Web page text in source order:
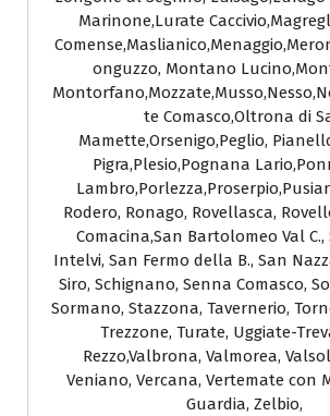
Marinone,Lurate
onguzzo, Montano
te Comasco,Oltrona di
Mamette,Orsenigo,Peglio,
Pigra,Plesio,Pognana
Rodero, Ronago, Rovellasca,
Comacina,San Bartolomeo Val C.,
Intelvi, San Fermo della B., San
Siro, Schignano, Senna Comasco,
Sormano, Stazzona, Tavernerio,
Trezzone, Turate, Uggiate-
Rezzo,Valbrona, Valmorea,
Veniano, Vercana, Vertemate con
Guardia, Zelbio,